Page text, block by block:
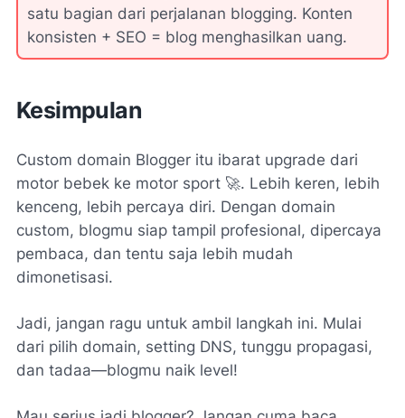
satu bagian dari perjalanan blogging. Konten
konsisten + SEO = blog menghasilkan uang.
Kesimpulan
Custom domain Blogger itu ibarat upgrade dari
motor bebek ke motor sport 🚀. Lebih keren, lebih
kenceng, lebih percaya diri. Dengan domain
custom, blogmu siap tampil profesional, dipercaya
pembaca, dan tentu saja lebih mudah
dimonetisasi.
Jadi, jangan ragu untuk ambil langkah ini. Mulai
dari pilih domain, setting DNS, tunggu propagasi,
dan tadaa—blogmu naik level!